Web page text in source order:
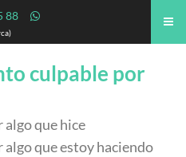
88
culpable por
que hice
que estoy haciendo